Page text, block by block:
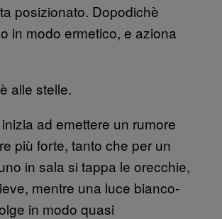
posizionato. Dopodichè
in modo ermetico, e aziona
alle stelle.
ad emettere un rumore
più forte, tanto che per un
in sala si tappa le orecchie,
mentre una luce bianco-
in modo quasi